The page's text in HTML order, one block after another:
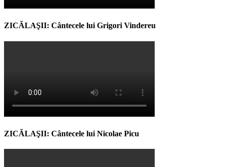
ZICĂLAŞII: Cântecele lui Grigori Vindereu
ZICĂLAŞII: Cântecele lui Nicolae Picu